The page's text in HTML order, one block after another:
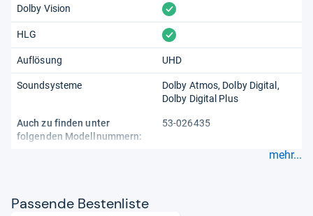
Dolby Vision vorhanden
HLG vorhanden
Auflösung UHD
Soundsysteme Dolby Atmos Dolby Digital
Dolby Digital Plus
Auch zu finden unter
folgenden Modellnummern:
53-026435
mehr...
Pas­sende Bes­ten­liste